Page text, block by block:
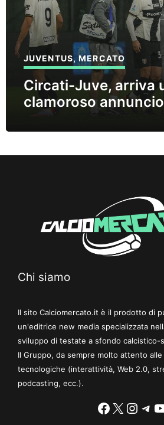
JUVENTUS,MERCATO
Circati-Juve, arriva
clamoroso annuncio
Chi siamo
Il sito Calciomercato.it è il prodotto di
un'editrice new media specializzata
sviluppo di testate a sfondo calcistico-
Il Gruppo, da sempre molto attento
tecnologiche (interattività, Web 2.0,
podcasting, ecc.).
Facebook
X